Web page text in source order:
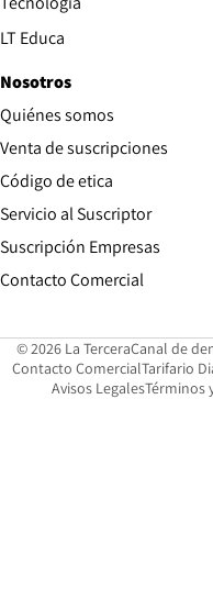
LT Educa
Nosotros
Quiénes somos
Venta de suscripciones
Código de etica Opens in
Servicio al Suscriptor
Suscripción Empresas
Contacto Comercial
© 2026 La TerceraCanal de
Contacto ComercialOpens in
Tarifario
Avisos LegalesOpens in
Términos